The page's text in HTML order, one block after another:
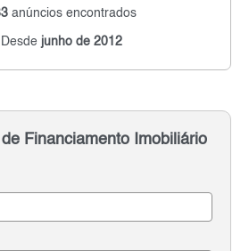
anúncios encontrados
Desde junho de 2012
Financiamento Imobiliário